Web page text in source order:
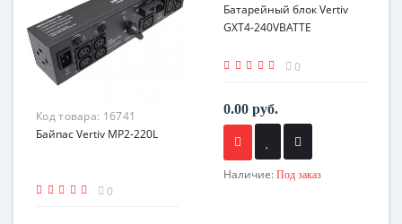
Код товара: 16741
Байпас Vertiv MP2-220L
0
Батарейный блок Vertiv
GXT4-240VBATTE
0
0.00 руб.
Наличие: Под заказ